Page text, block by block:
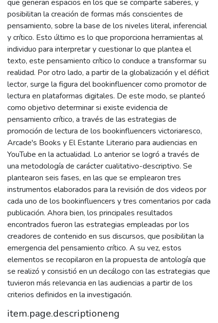
que generan espacios en los que se comparte saberes, y
posibilitan la creación de formas más conscientes de
pensamiento, sobre la base de los niveles literal, inferencial
y crítico. Esto último es lo que proporciona herramientas al
individuo para interpretar y cuestionar lo que plantea el
texto, este pensamiento crítico lo conduce a transformar su
realidad. Por otro lado, a partir de la globalización y el déficit
lector, surge la figura del bookinfluencer como promotor de
lectura en plataformas digitales. De este modo, se planteó
como objetivo determinar si existe evidencia de
pensamiento crítico, a través de las estrategias de
promoción de lectura de los bookinfluencers victoriaresco,
Arcade's Books y El Estante Literario para audiencias en
YouTube en la actualidad. Lo anterior se logró a través de
una metodología de carácter cualitativo-descriptivo. Se
plantearon seis fases, en las que se emplearon tres
instrumentos elaborados para la revisión de dos videos por
cada uno de los bookinfluencers y tres comentarios por cada
publicación. Ahora bien, los principales resultados
encontrados fueron las estrategias empleadas por los
creadores de contenido en sus discursos, que posibilitan la
emergencia del pensamiento crítico. A su vez, estos
elementos se recopilaron en la propuesta de antología que
se realizó y consistió en un decálogo con las estrategias que
tuvieron más relevancia en las audiencias a partir de los
criterios definidos en la investigación.
item.page.descriptioneng